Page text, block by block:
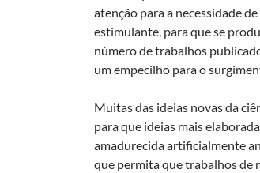
atenção para a necessidade
estimulante, para que se
número de trabalhos
um empecilho para o
Muitas das ideias novas da
para que ideias mais
amadurecida artificialmente
que permita que trabalhos de